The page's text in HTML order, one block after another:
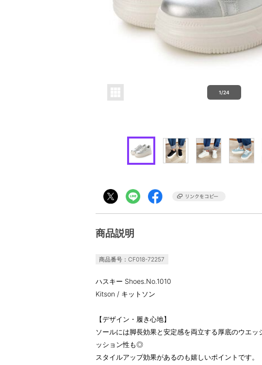
1/24
商品説明
商品番号：CF018-72257
ハスキー Shoes.No.1010
Kitson / キットソン
【デザイン・履き心地】
ソールには脚長効果と安定感を両立する厚底のウエッ
ッション性も◎
スタイルアップ効果があるのも嬉しいポイントです。